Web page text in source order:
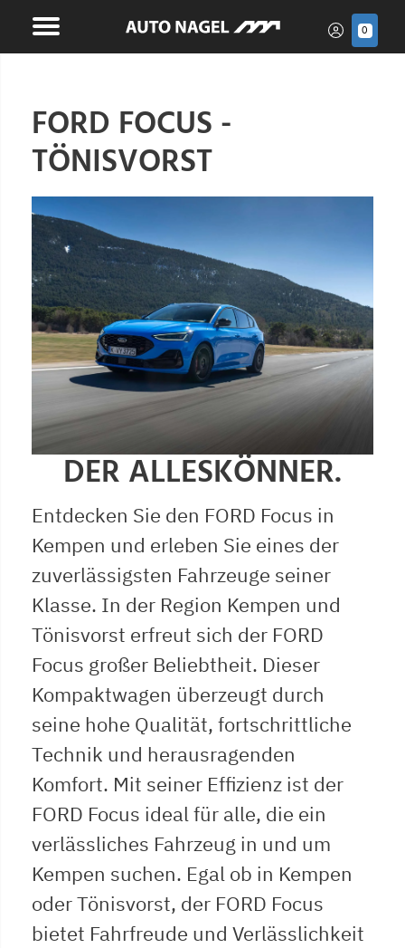
0
FORD FOCUS -
TÖNISVORST
DER ALLESKÖNNER.
Entdecken Sie den FORD Focus in
Kempen und erleben Sie eines der
zuverlässigsten Fahrzeuge seiner
Klasse. In der Region Kempen und
Tönisvorst erfreut sich der FORD
Focus großer Beliebtheit. Dieser
Kompaktwagen überzeugt durch
seine hohe Qualität, fortschrittliche
Technik und herausragenden
Komfort. Mit seiner Effizienz ist der
FORD Focus ideal für alle, die ein
verlässliches Fahrzeug in und um
Kempen suchen. Egal ob in Kempen
oder Tönisvorst, der FORD Focus
bietet Fahrfreude und Verlässlichkeit